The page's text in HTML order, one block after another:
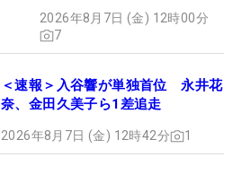
2026年8月7日 (金) 12時00分
7
＜速報＞入谷響が単独首位 永井花
奈、金田久美子ら1差追走
2026年8月7日 (金) 12時42分 1